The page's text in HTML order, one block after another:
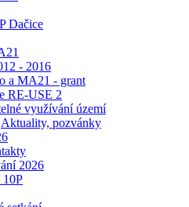
Dačice
- 2016
a MA21 - grant
RE-USE 2
využívání území
Aktuality, pozvánky
2026